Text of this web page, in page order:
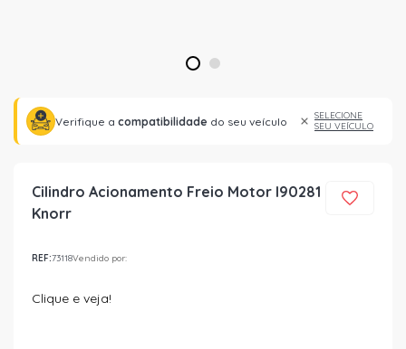
1 2
Verifique a compatibilidade do seu veículo
SELECIONE
SEU VEÍCULO
Cilindro Acionamento Freio Motor I90281
Knorr
REF:73118Vendido por:
Clique e veja!